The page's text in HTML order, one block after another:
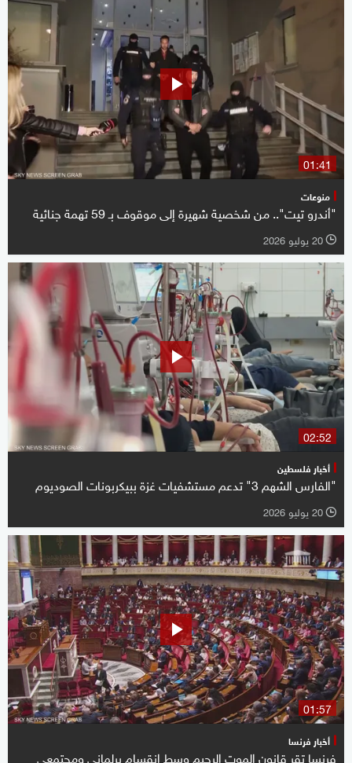
01:41
منوعات
"أندرو تيت".. من شخصية شهيرة إلى موقوف بـ 59 تهمة جنائية
l 20 يوليو 2026
02:52
أخبار فلسطين
"الفارس الشهم 3" تدعم مستشفيات غزة ببيكربونات الصوديوم
l 20 يوليو 2026
01:57
أخبار فرنسا
فرنسا تقر قانون الموت الرحيم وسط انقسام برلماني ومجتمعي